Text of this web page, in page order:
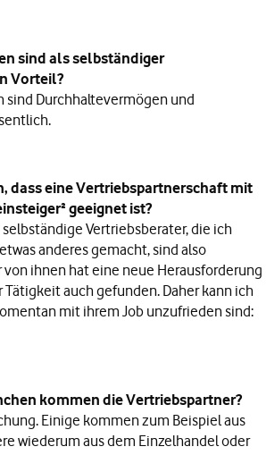
sind als selbständiger
Vorteil?
sind Durchhaltevermögen und
dass eine Vertriebspartnerschaft mit
geeignet ist?
selbständige Vertriebsberater, die ich
anderes gemacht, sind also
von ihnen hat eine neue Herausforderung
auch gefunden. Daher kann ich
mit ihrem Job unzufrieden sind:
kommen die Vertriebspartner?
Einige kommen zum Beispiel aus
wiederum aus dem Einzelhandel oder